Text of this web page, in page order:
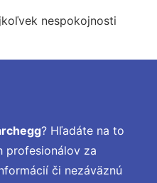
nespokojnosti
? Hľadáte na to
profesionálov za
či nezáväznú